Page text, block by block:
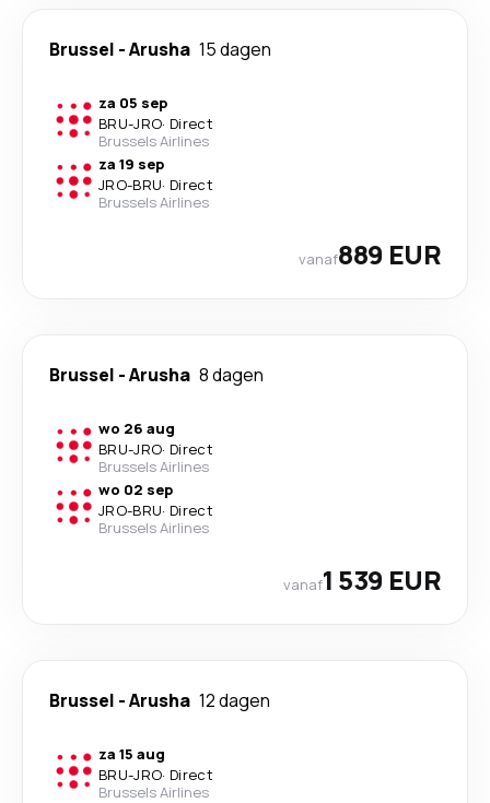
Brussel -Arusha 15 dagen
za 05 sep
BRU-JRO· Direct
Brussels Airlines
za 19 sep
JRO-BRU· Direct
Brussels Airlines
vanaf889 EUR
Brussel -Arusha 8 dagen
wo 26 aug
BRU-JRO· Direct
Brussels Airlines
wo 02 sep
JRO-BRU· Direct
Brussels Airlines
vanaf1 539 EUR
Brussel -Arusha 12 dagen
za 15 aug
BRU-JRO· Direct
Brussels Airlines